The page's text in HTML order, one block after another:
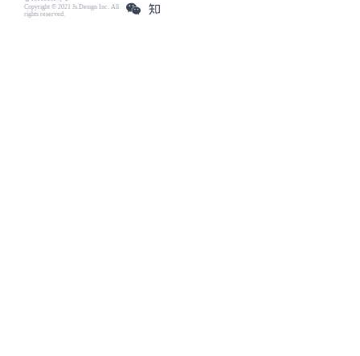
Copyright © 2021 Js.Design Inc. All
rights reserved.